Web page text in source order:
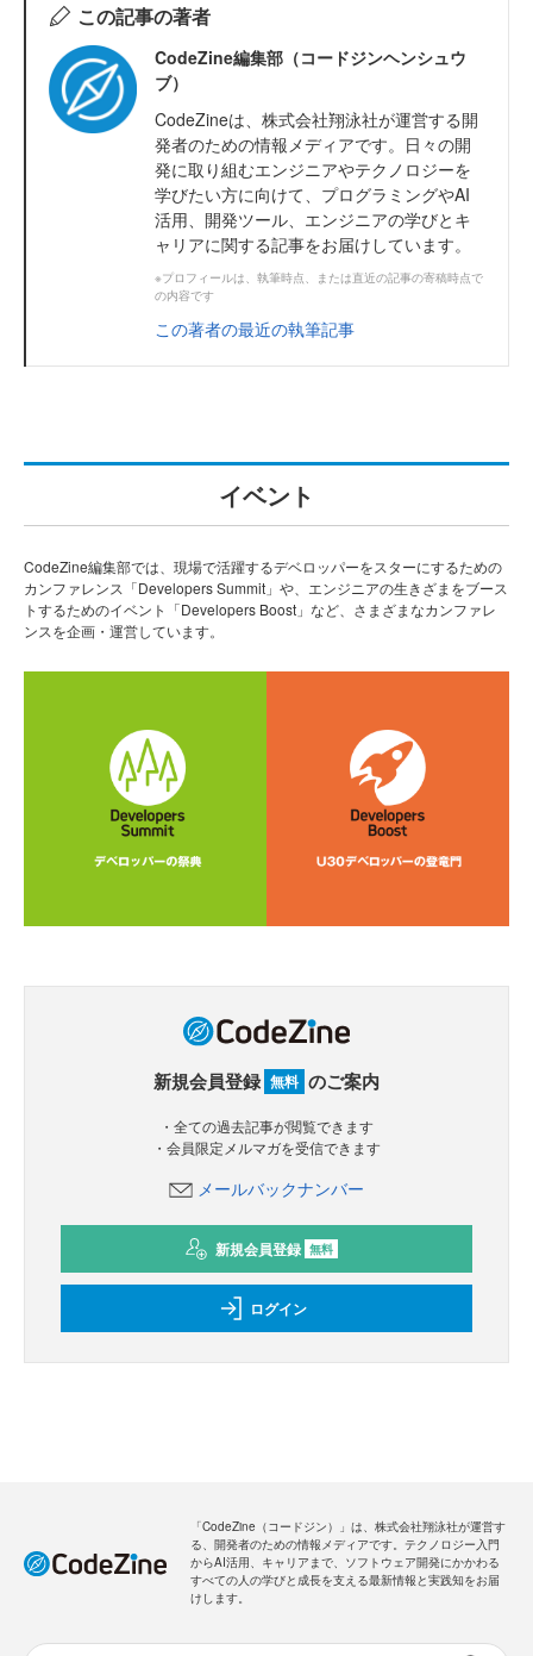
この記事の著者
CodeZine編集部（コードジンヘンシュウ
ブ）
CodeZineは、株式会社翔泳社が運営する開
発者のための情報メディアです。日々の開
発に取り組むエンジニアやテクノロジーを
学びたい方に向けて、プログラミングやAI
活用、開発ツール、エンジニアの学びとキ
ャリアに関する記事をお届けしています。
※プロフィールは、執筆時点、または直近の記事の寄稿時点で
の内容です
この著者の最近の執筆記事
イベント
CodeZine編集部では、現場で活躍するデベロッパーをスターにするための
カンファレンス「Developers Summit」や、エンジニアの生きざまをブース
トするためのイベント「Developers Boost」など、さまざまなカンファレ
ンスを企画・運営しています。
新規会員登録 無料 のご案内
・全ての過去記事が閲覧できます
・会員限定メルマガを受信できます
メールバックナンバー
新規会員登録 無料
ログイン
「CodeZine（コードジン）」は、株式会社翔泳社が運営す
る、開発者のための情報メディアです。テクノロジー入門
からAI活用、キャリアまで、ソフトウェア開発にかかわる
すべての人の学びと成長を支える最新情報と実践知をお届
けします。